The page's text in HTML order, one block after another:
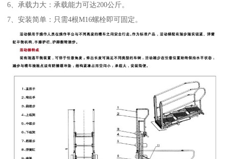
6、承载力大：承载能力可达200公斤。
7、安装简单：只需4根M16螺栓即可固定。